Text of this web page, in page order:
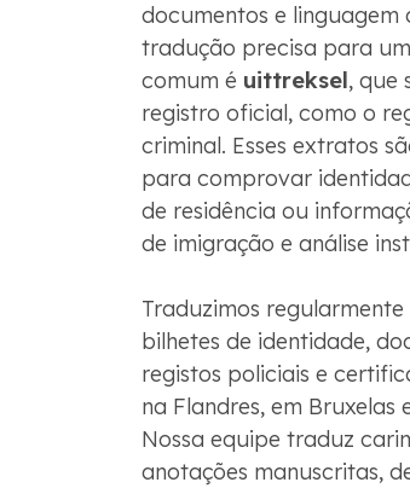
documentos e
tradução precisa para
comum é uittreksel, que
registro oficial, como o
criminal. Esses extratos
para comprovar
de residência ou
de imigração e análise
Traduzimos
bilhetes de identidade,
registos policiais e
na Flandres, em Bruxelas
Nossa equipe traduz
anotações manuscritas,